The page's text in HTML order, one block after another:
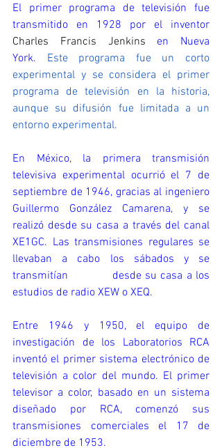
El primer programa de televisión fue
Charles Francis Jenkins en Nueva
York. Este programa fue un corto
experimental y se considera el primer
programa de televisión en la historia,
aunque su difusión fue limitada a un
entorno experimental.
En México, la primera transmisión
televisiva experimental ocurrió el 7 de
septiembre de 1946, gracias al ingeniero
Guillermo González Camarena, y se
realizó desde su casa a través del canal
XE1GC. Las transmisiones regulares se
llevaban a cabo los sábados y se
transmitían            desde su casa a los
estudios de radio XEW o XEQ.
Entre 1946 y 1950, el equipo de
investigación de los Laboratorios RCA
inventó el primer sistema electrónico de
televisión a color del mundo. El primer
televisor a color, basado en un sistema
diseñado por RCA, comenzó sus
transmisiones comerciales el 17 de
diciembre de 1953.